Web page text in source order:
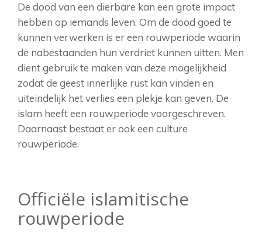
De dood van een dierbare kan een grote impact
hebben op iemands leven. Om de dood goed te
kunnen verwerken is er een rouwperiode waarin
de nabestaanden hun verdriet kunnen uitten. Men
dient gebruik te maken van deze mogelijkheid
zodat de geest innerlijke rust kan vinden en
uiteindelijk het verlies een plekje kan geven. De
islam heeft een rouwperiode voorgeschreven.
Daarnaast bestaat er ook een culture
rouwperiode.
Officiële islamitische
rouwperiode